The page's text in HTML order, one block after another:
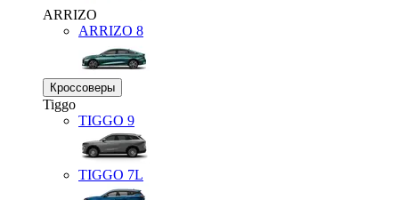
ARRIZO
ARRIZO 8
Кроссоверы
Tiggo
TIGGO 9
TIGGO 7L